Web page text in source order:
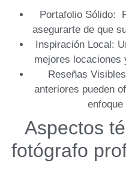
Portafolio Sólido:
asegurarte de que
Inspiración Local:
mejores locaciones
Reseñas
anteriores pueden
Aspectos
fotógrafo